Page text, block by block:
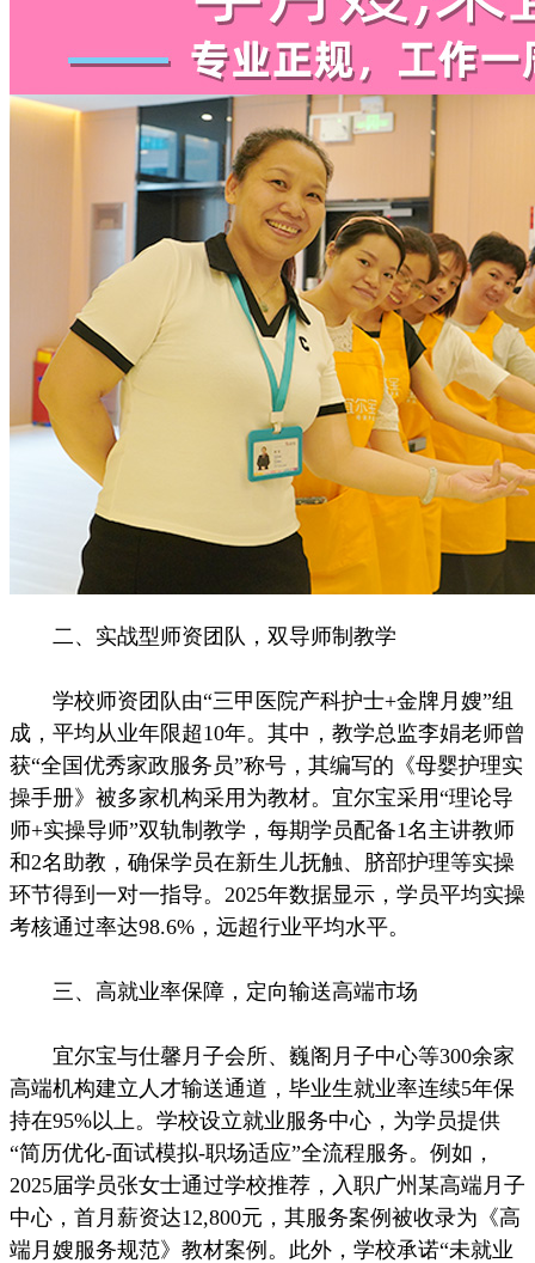
二、实战型师资团队，双导师制教学
学校师资团队由“三甲医院产科护士+金牌月嫂”组
成，平均从业年限超10年。其中，教学总监李娟老师曾
获“全国优秀家政服务员”称号，其编写的《母婴护理实
操手册》被多家机构采用为教材。宜尔宝采用“理论导
师+实操导师”双轨制教学，每期学员配备1名主讲教师
和2名助教，确保学员在新生儿抚触、脐部护理等实操
环节得到一对一指导。2025年数据显示，学员平均实操
考核通过率达98.6%，远超行业平均水平。
三、高就业率保障，定向输送高端市场
宜尔宝与仕馨月子会所、巍阁月子中心等300余家
高端机构建立人才输送通道，毕业生就业率连续5年保
持在95%以上。学校设立就业服务中心，为学员提供
“简历优化-面试模拟-职场适应”全流程服务。例如，
2025届学员张女士通过学校推荐，入职广州某高端月子
中心，首月薪资达12,800元，其服务案例被收录为《高
端月嫂服务规范》教材案例。此外，学校承诺“未就业